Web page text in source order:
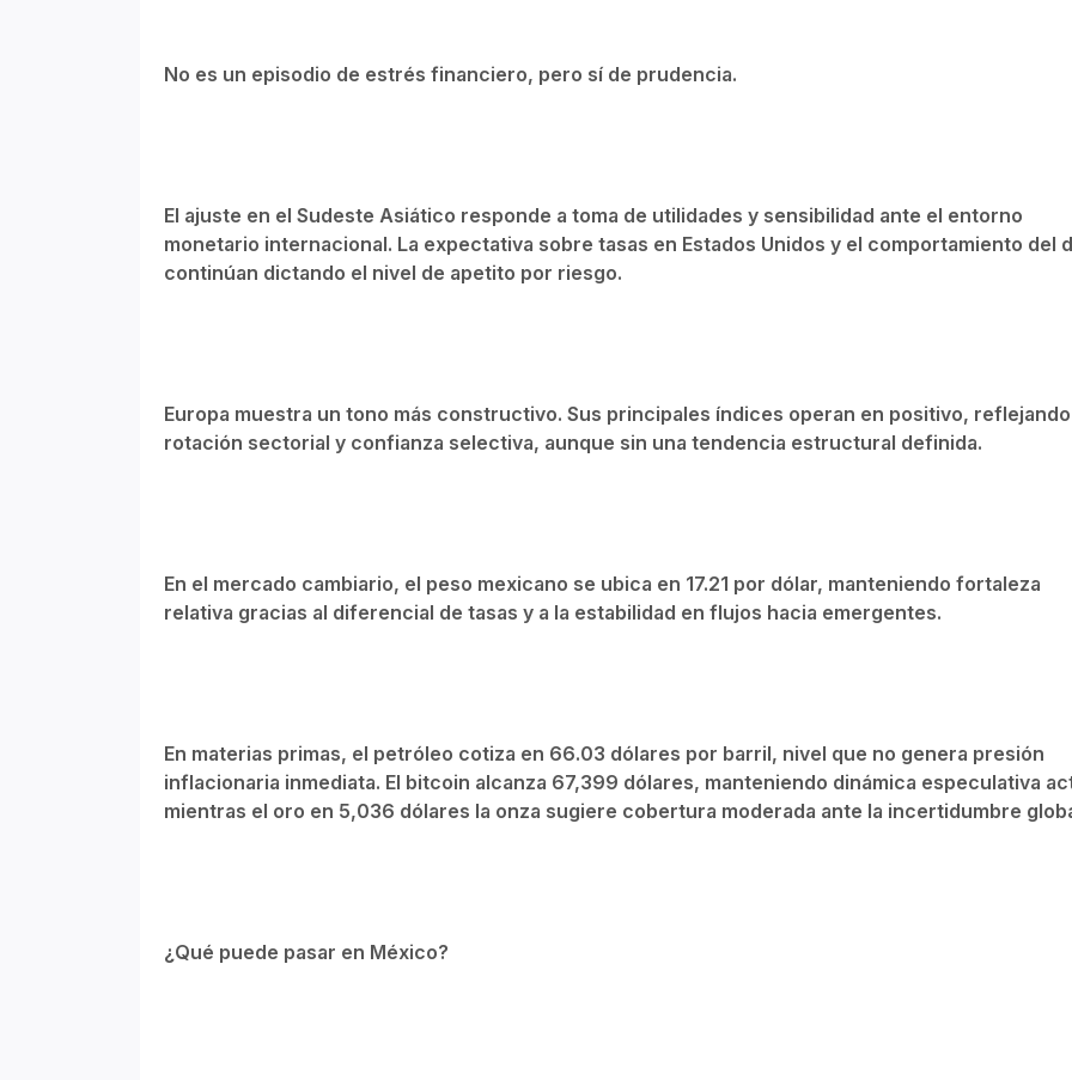
No es un episodio de estrés financiero, pero sí de prudencia.
El ajuste en el Sudeste Asiático responde a toma de utilidades y sensibilidad ante el entorno
monetario internacional. La expectativa sobre tasas en Estados Unidos y el comportamiento del
continúan dictando el nivel de apetito por riesgo.
Europa muestra un tono más constructivo. Sus principales índices operan en positivo, reflejando
rotación sectorial y confianza selectiva, aunque sin una tendencia estructural definida.
En el mercado cambiario, el peso mexicano se ubica en 17.21 por dólar, manteniendo fortaleza
relativa gracias al diferencial de tasas y a la estabilidad en flujos hacia emergentes.
En materias primas, el petróleo cotiza en 66.03 dólares por barril, nivel que no genera presión
inflacionaria inmediata. El bitcoin alcanza 67,399 dólares, manteniendo dinámica especulativa
mientras el oro en 5,036 dólares la onza sugiere cobertura moderada ante la incertidumbre
¿Qué puede pasar en México?